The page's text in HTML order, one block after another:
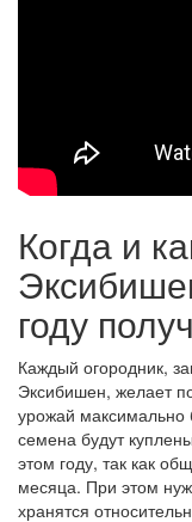
Когда и
году
Каждый огородник,
Эксибишен, желает
урожай максимально
семена будут
этом году, так как
месяца. При этом
хранятся